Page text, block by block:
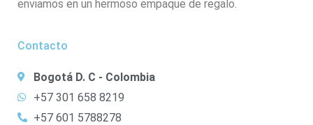
enviamos en un hermoso empaque de regalo.
Contacto
Bogotá D. C - Colombia
+57 301 658 8219
+57 601 5788278